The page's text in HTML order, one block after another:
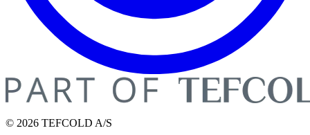
© 2026 TEFCOLD A/S